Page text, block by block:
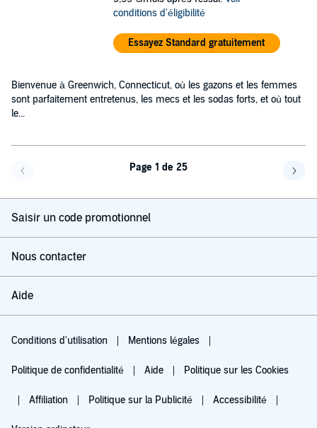
conditions d'éligibilité
Essayez Standard gratuitement
Bienvenue à Greenwich, Connecticut, où les gazons et les femmes
sont parfaitement entretenus, les mecs et les sodas forts, et où tout
le...
Page 1 de 25
Saisir un code promotionnel
Nous contacter
Aide
Conditions d'utilisation Mentions légales
Politique de confidentialité Aide Politique sur les Cookies
Affiliation Politique sur la Publicité Accessibilité